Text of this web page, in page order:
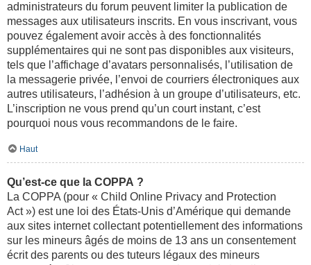
administrateurs du forum peuvent limiter la publication de
messages aux utilisateurs inscrits. En vous inscrivant, vous
pouvez également avoir accès à des fonctionnalités
supplémentaires qui ne sont pas disponibles aux visiteurs,
tels que l’affichage d’avatars personnalisés, l’utilisation de
la messagerie privée, l’envoi de courriers électroniques aux
autres utilisateurs, l’adhésion à un groupe d’utilisateurs, etc.
L’inscription ne vous prend qu’un court instant, c’est
pourquoi nous vous recommandons de le faire.
Haut
Qu’est-ce que la COPPA ?
La COPPA (pour « Child Online Privacy and Protection
Act ») est une loi des États-Unis d’Amérique qui demande
aux sites internet collectant potentiellement des informations
sur les mineurs âgés de moins de 13 ans un consentement
écrit des parents ou des tuteurs légaux des mineurs